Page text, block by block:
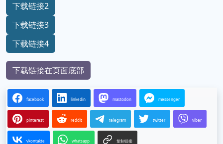
下载链接2
下载链接3
下载链接4
下载链接在页面底部
facebook linkedin mastodon messenger
pinterest reddit telegram twitter viber
vkontakte whatsapp 复制链接